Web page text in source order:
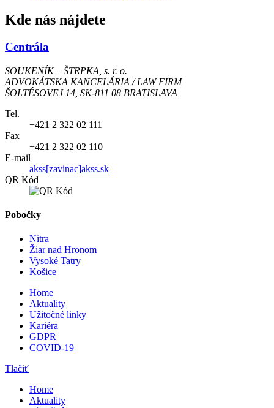
Kde nás nájdete
Centrála
SOUKENÍK – ŠTRPKA, s. r. o.
ADVOKÁTSKA KANCELÁRIA / LAW FIRM
ŠOLTÉSOVEJ 14, SK-811 08 BRATISLAVA
Tel.
+421 2 322 02 111
Fax
+421 2 322 02 110
E-mail
akss[zavinac]akss.sk
QR Kód
Pobočky
Nitra
Žiar nad Hronom
Vysoké Tatry
Košice
Home
Aktuality
Užitočné linky
Kariéra
GDPR
COVID-19
Tlačiť
Home
Aktuality